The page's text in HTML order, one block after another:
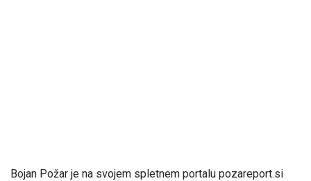
Bojan Požar je na svojem spletnem portalu pozareport.si